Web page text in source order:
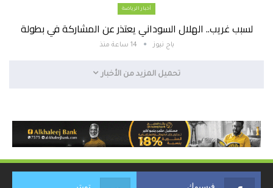
أخبار الرياضة
لسبب غريب.. الهلال السوداني يعتذر عن المشاركة في بطولة
باج نيوز 14 ساعة منذ
تحميل المزيد من الأخبار